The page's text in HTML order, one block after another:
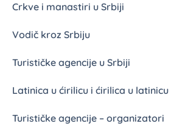
Crkve i manastiri u Srbiji
Vodič kroz Srbiju
Turističke agencije u Srbiji
Latinica u ćirilicu i ćirilica u
Turističke agencije – organizatori